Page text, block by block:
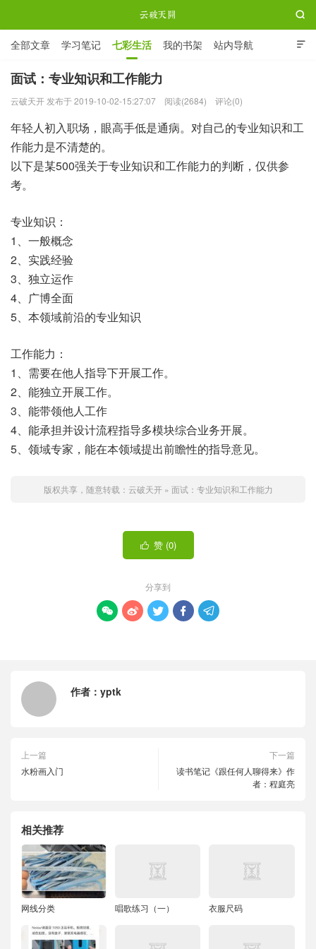

全部文章 学习笔记 七彩生活 我的书架 站内导航
ABOUT ME

面试：专业知识和工作能力
云破天开 发布于 2019-10-02-15:27:07 阅读(2684) 评论(0)
年轻人初入职场，眼高手低是通病。对自己的专业知识和工
作能力是不清楚的。
以下是某500强关于专业知识和工作能力的判断，仅供参
考。
专业知识：
1、一般概念
2、实践经验
3、独立运作
4、广博全面
5、本领域前沿的专业知识
工作能力：
1、需要在他人指导下开展工作。
2、能独立开展工作。
3、能带领他人工作
4、能承担并设计流程指导多模块综合业务开展。
5、领域专家，能在本领域提出前瞻性的指导意见。
版权共享，随意转载： 云破天开» 面试：专业知识和工作能力
 赞 (0)
分享到
    
作者： yptk
上一篇
水粉画入门
下一篇
读书笔记《跟任何人聊得来》作
者：程庭亮
相关推荐
网线分类 唱歌练习（一） 衣服尺码